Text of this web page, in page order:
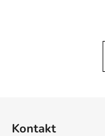
Kontakt